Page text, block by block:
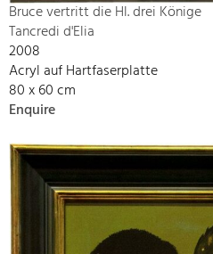
Bruce vertritt die Hl. drei Könige
Tancredi d'Elia
2008
Acryl auf Hartfaserplatte
80 x 60 cm
Enquire